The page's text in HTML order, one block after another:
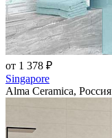
от 1 378 ₽
Singapore
Alma Ceramica, Россия